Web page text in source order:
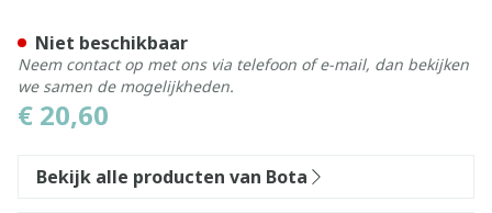
€ 20,60
Niet beschikbaar
Neem contact op met ons via telefoon of e-mail, dan bekijken
we samen de mogelijkheden.
Bekijk alle producten van Bota